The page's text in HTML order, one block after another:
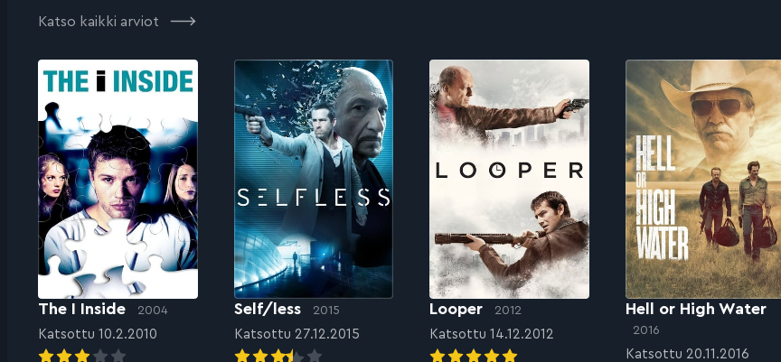
Katso kaikki arviot
The I Inside 2004
Katsottu 10.2.2010
Self/less 2015
Katsottu 27.12.2015
Looper 2012
Katsottu 14.12.2012
Hell or High Water
2016
Katsottu 20.11.2016